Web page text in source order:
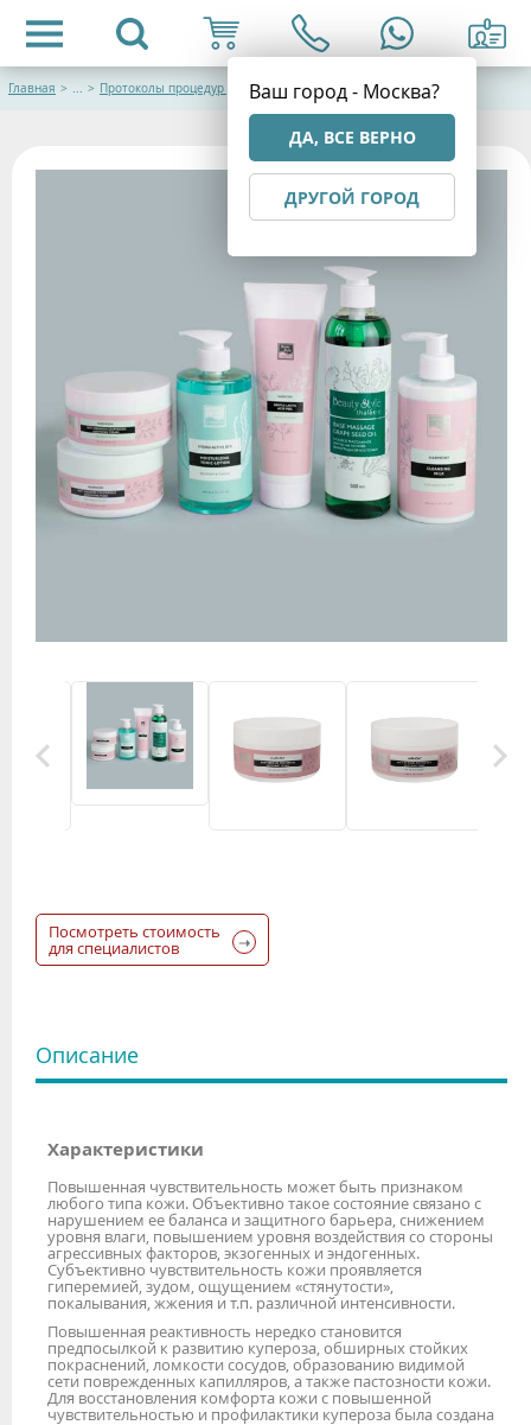
Ваш город - Москва?
ДА, ВСЕ ВЕРНО
ДРУГОЙ ГОРОД
Главная > ... > Протоколы процедур для лица
Посмотреть стоимость
для специалистов
Описание
Характеристики
Повышенная чувствительность может быть признаком
любого типа кожи. Объективно такое состояние связано с
нарушением ее баланса и защитного барьера, снижением
уровня влаги, повышением уровня воздействия со стороны
агрессивных факторов, экзогенных и эндогенных.
Субъективно чувствительность кожи проявляется
гиперемией, зудом, ощущением «стянутости»,
покалывания, жжения и т.п. различной интенсивности.
Повышенная реактивность нередко становится
предпосылкой к развитию купероза, обширных стойких
покраснений, ломкости сосудов, образованию видимой
сети поврежденных капилляров, а также пастозности кожи.
Для восстановления комфорта кожи с повышенной
чувствительностью и профилактики купероза была создана